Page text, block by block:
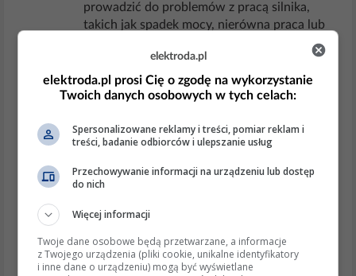
prowadzić do problemów z pracą silnika,
takich jak spadek mocy, nierówna praca lub
Znaczenie prawidłowego montażu
Wałek krzywkowy pompy wtryskowej jest
jego prawidłowe ustawienie ma bezpośredni
wpływ na wydajność i trwałość silnika.
zwrócić uwagę na znaki synchronizacyjne i
zgodnie z instrukcją serwisową.
Aktualne informacje i trendy:
Zgodnie z informacjami z odpowiedzi online, producenci
elektroda.pl
elektroda.pl prosi Cię o zgodę na wykorzystanie
Twoich danych osobowych w tych celach:
Spersonalizowane reklamy i treści, pomiar reklam i
treści, badanie odbiorców i ulepszanie usług
Przechowywanie informacji na urządzeniu lub dostęp
do nich
Więcej informacji
Twoje dane osobowe będą przetwarzane, a informacje
z Twojego urządzenia (pliki cookie, unikalne identyfikatory
i inne dane o urządzeniu) mogą być wyświetlane